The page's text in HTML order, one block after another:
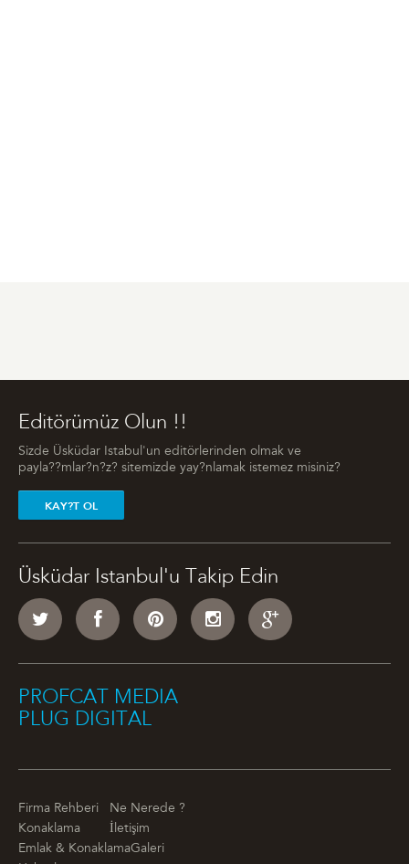
Editörümüz Olun !!
Sizde Üsküdar Istabul'un editörlerinden olmak ve
payla??mlar?n?z? sitemizde yay?nlamak istemez misiniz?
KAY?T OL
Üsküdar Istanbul'u Takip Edin
PROFCAT MEDIA
PLUG DIGITAL
Firma Rehberi
Ne Nerede ?
Konaklama
İletişim
Emlak & KonaklamaGaleri